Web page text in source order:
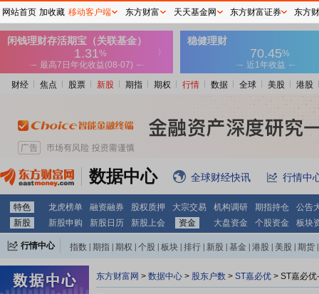
财经 焦点 股票 新股 期指 期权 行情 数据 全球 美股 港股
数据中心 全球财经快讯 行情中
特色 龙虎榜单 融资融券 股权质押 大宗交易 机构调研 期指持仓
公告
新股
新股申购 新股日历 新股上会 资金 大盘资金 个股资金 板块
行情中心 指数 期指 期权 个股 板块 排行 新股 基金 港股 美股 期货
东方财富网 > 数据中心 > 股东户数 > ST嘉必优 > ST嘉必
网站首页 加收藏 移动客户端 东方财富 天天基金网 东方财富证券 东方